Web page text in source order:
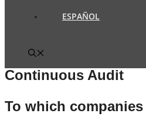
ESPAÑOL
Continuous Audit
To which